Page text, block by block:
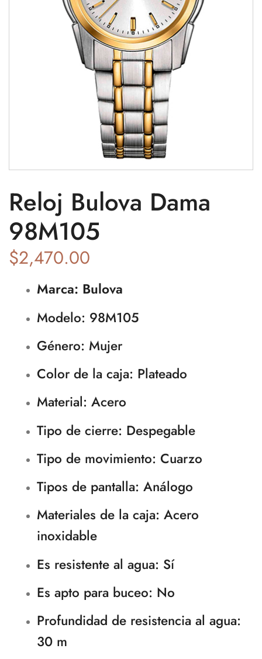
Reloj Bulova Dama
98M105
$2,470.00
Marca: Bulova
Modelo: 98M105
Género: Mujer
Color de la caja: Plateado
Material: Acero
Tipo de cierre: Despegable
Tipo de movimiento: Cuarzo
Tipos de pantalla: Análogo
Materiales de la caja: Acero
inoxidable
Es resistente al agua: Sí
Es apto para buceo: No
Profundidad de resistencia al agua:
30 m